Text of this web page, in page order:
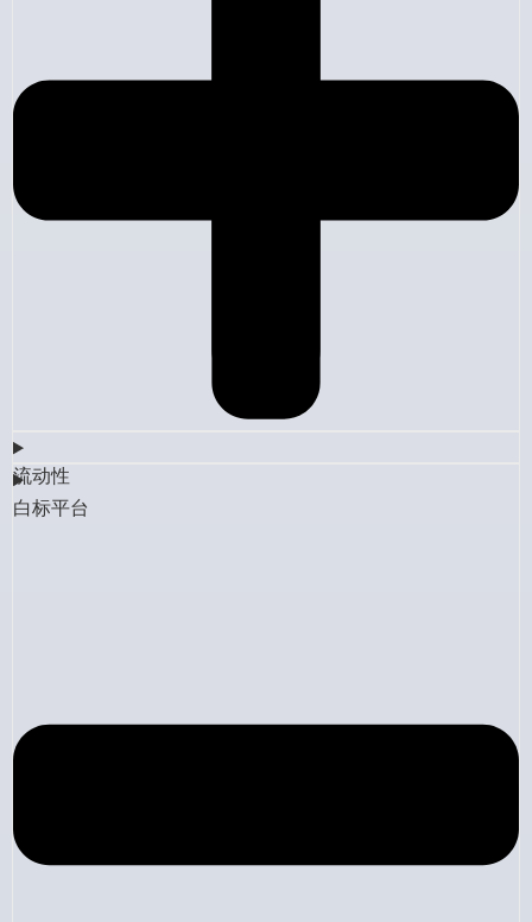
流动性
白标平台